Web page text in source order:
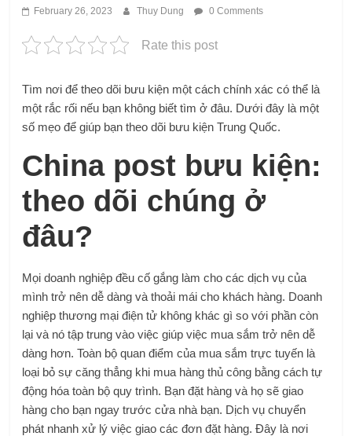
February 26, 2023 Thuy Dung 0 Comments
Rate this post
Tìm nơi để theo dõi bưu kiện một cách chính xác có thể là
một rắc rối nếu bạn không biết tìm ở đâu. Dưới đây là một
số mẹo để giúp bạn theo dõi bưu kiện Trung Quốc.
China post bưu kiện:
theo dõi chúng ở
đâu?
Mọi doanh nghiệp đều cố gắng làm cho các dịch vụ của
mình trở nên dễ dàng và thoải mái cho khách hàng. Doanh
nghiệp thương mại điện tử không khác gì so với phần còn
lại và nó tập trung vào việc giúp việc mua sắm trở nên dễ
dàng hơn. Toàn bộ quan điểm của mua sắm trực tuyến là
loại bỏ sự căng thẳng khi mua hàng thủ công bằng cách tự
động hóa toàn bộ quy trình. Bạn đặt hàng và họ sẽ giao
hàng cho bạn ngay trước cửa nhà bạn. Dịch vụ chuyển
phát nhanh xử lý việc giao các đơn đặt hàng. Đây là nơi